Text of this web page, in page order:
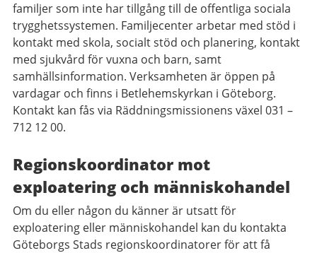
familjer som inte har tillgång till de offentliga sociala
trygghetssystemen. Familjecenter arbetar med stöd i
kontakt med skola, socialt stöd och planering, kontakt
med sjukvård för vuxna och barn, samt
samhällsinformation. Verksamheten är öppen på
vardagar och finns i Betlehemskyrkan i Göteborg.
Kontakt kan fås via Räddningsmissionens växel 031 –
712 12 00.
Regionskoordinator mot
exploatering och människohandel
Om du eller någon du känner är utsatt för
exploatering eller människohandel kan du kontakta
Göteborgs Stads regionskoordinatorer för att få